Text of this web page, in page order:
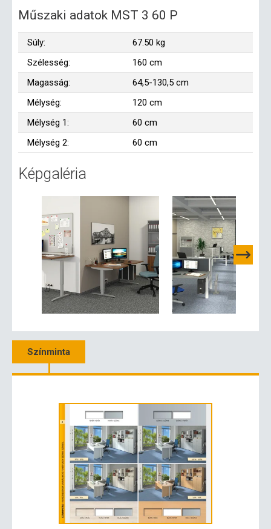
Műszaki adatok MST 3 60 P
Súly:
67.50 kg
Szélesség:
160 cm
Magasság:
64,5-130,5 cm
Mélység:
120 cm
Mélység 1:
60 cm
Mélység 2:
60 cm
Képgaléria
Színminta